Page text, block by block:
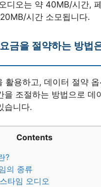
디오는 약 40MB/시간,
시간 소모됩니다.
금을 절약하는 방법
활용하고, 데이터 절약 옵
을 조절하는 방법으로 데
습니다.
Contents
?
의 종류
타임 오디오